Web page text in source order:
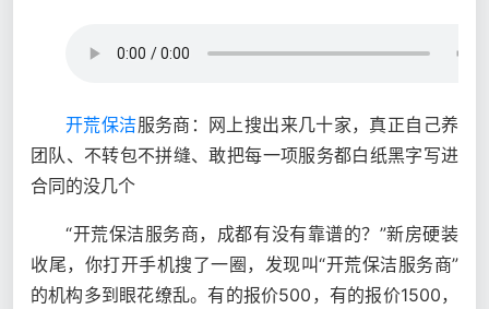
开荒保洁服务商：网上搜出来几十家，真正自己养
团队、不转包不拼缝、敢把每一项服务都白纸黑字写进
合同的没几个
“开荒保洁服务商，成都有没有靠谱的？”新房硬装
收尾，你打开手机搜了一圈，发现叫“开荒保洁服务商”
的机构多到眼花缭乱。有的报价500，有的报价1500，